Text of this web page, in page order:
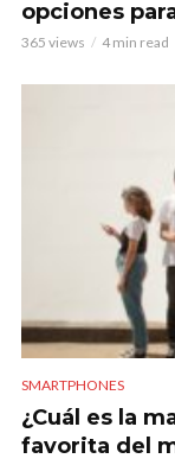
opciones
365 views 4 min read
SMARTPHONES
¿Cuál es la
favorita del